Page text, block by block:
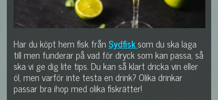
Har du köpt hem fisk frånSydfisksom du ska laga
till men funderar på vad för dryck som kan passa, så
ska vi ge dig lite tips. Du kan så klart dricka vin eller
öl, men varför inte testa en drink? Olika drinkar
passar bra ihop med olika fiskrätter!